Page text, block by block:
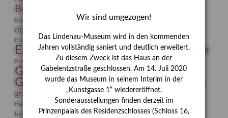
Bernhard August von Lindenau
Burg Posterstein Conrad Felixmüller Depot
digitallabor
Erdmann Julius Dietrich
Erlebnisportal estrusker Exlibris
Expressionismus Festrede Florenz Fotografie
frauen Frauen in der Antike und heute
Gerhard-Altenbourg-Preis
Gerhard Altenbourg
Gerhard Kurt Müller
grafische sammlung griechische Mythologie
Hanns-Conon von der Gabelentz Heinrich Kirchhoff Heldinnen
herman de vries Humboldt
Insekten
Wir sind umgezogen!
Das Lindenau-Museum wird in den kommenden
Jahren vollständig saniert und deutlich erweitert.
Zu diesem Zweck ist das Haus an der
Gabelentzstraße geschlossen. Am 14. Juli 2020
wurde das Museum in seinem Interim in der
„Kunstgasse 1“ wiedereröffnet.
Sonderausstellungen finden derzeit im
Prinzenpalais des Residenzschlosses (Schloss 16,